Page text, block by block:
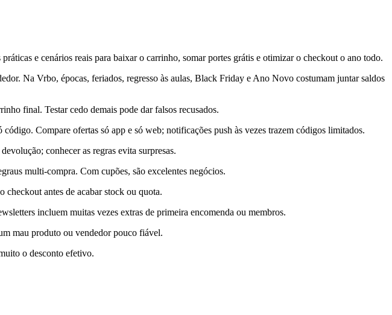
e cenários reais para baixar o carrinho, somar portes grátis e otimizar o checkout o ano todo.
Na Vrbo, épocas, feriados, regresso às aulas, Black Friday e Ano Novo costumam juntar saldos
final. Testar cedo demais pode dar falsos recusados.
Compare ofertas só app e só web; notificações push às vezes trazem códigos limitados.
conhecer as regras evita surpresas.
multi-compra. Com cupões, são excelentes negócios.
checkout antes de acabar stock ou quota.
incluem muitas vezes extras de primeira encomenda ou membros.
mau produto ou vendedor pouco fiável.
o desconto efetivo.